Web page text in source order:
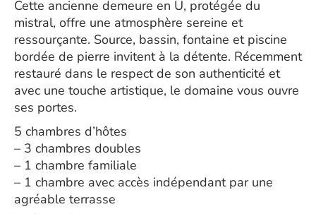
Cette ancienne demeure en U, protégée du
mistral, offre une atmosphère sereine et
ressourçante. Source, bassin, fontaine et piscine
bordée de pierre invitent à la détente. Récemment
restauré dans le respect de son authenticité et
avec une touche artistique, le domaine vous ouvre
ses portes.
5 chambres d’hôtes
– 3 chambres doubles
– 1 chambre familiale
– 1 chambre avec accès indépendant par une
agréable terrasse